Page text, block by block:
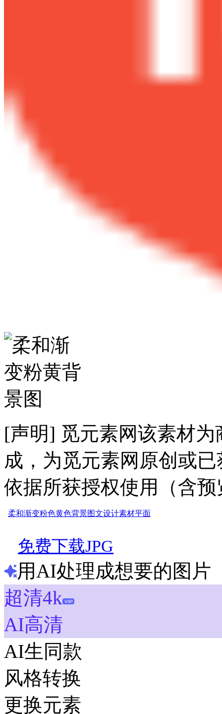
[声明] 觅元素网该素材
成，为觅元素网原创或
依据所获授权使用（含
柔和渐变粉色黄色背景图文设计素材平面
免费下载JPG
用AI处理成想要的图片
超清4k
AI高清
AI生同款
风格转换
更换元素